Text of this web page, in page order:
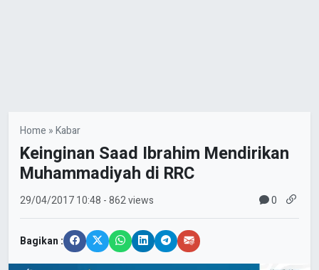
Home »Kabar
Keinginan Saad Ibrahim Mendirikan
Muhammadiyah di RRC
29/04/201710:48 - 862 views 0
Bagikan :